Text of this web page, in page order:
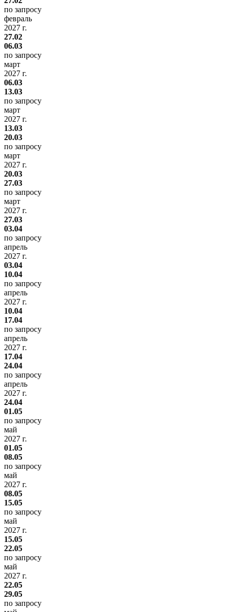
по запросу
февраль
2027 г.
27.02
06.03
по запросу
март
2027 г.
06.03
13.03
по запросу
март
2027 г.
13.03
20.03
по запросу
март
2027 г.
20.03
27.03
по запросу
март
2027 г.
27.03
03.04
по запросу
апрель
2027 г.
03.04
10.04
по запросу
апрель
2027 г.
10.04
17.04
по запросу
апрель
2027 г.
17.04
24.04
по запросу
апрель
2027 г.
24.04
01.05
по запросу
май
2027 г.
01.05
08.05
по запросу
май
2027 г.
08.05
15.05
по запросу
май
2027 г.
15.05
22.05
по запросу
май
2027 г.
22.05
29.05
по запросу